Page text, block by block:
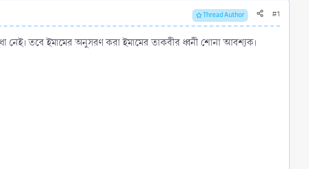
Thread Author #1
নেই। তবে ইমামের অনুসরণ করা ইমামের তাকবীর ধ্বনী শোনা আবশ্যক।